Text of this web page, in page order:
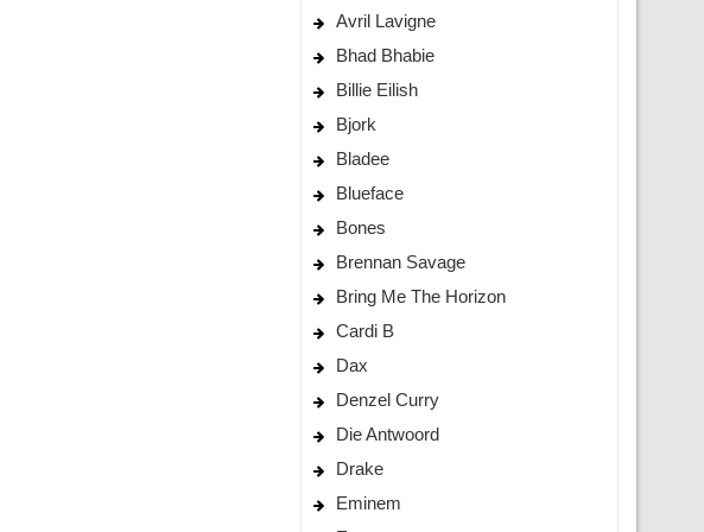
Avril Lavigne
Bhad Bhabie
Billie Eilish
Bjork
Bladee
Blueface
Bones
Brennan Savage
Bring Me The Horizon
Cardi B
Dax
Denzel Curry
Die Antwoord
Drake
Eminem